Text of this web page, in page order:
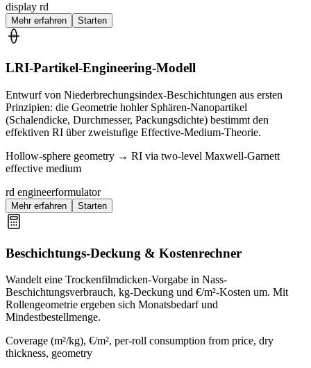
display rd
Mehr erfahren Starten
LRI-Partikel-Engineering-Modell
Entwurf von Niederbrechungsindex-Beschichtungen aus ersten
Prinzipien: die Geometrie hohler Sphären-Nanopartikel
(Schalendicke, Durchmesser, Packungsdichte) bestimmt den
effektiven RI über zweistufige Effective-Medium-Theorie.
Hollow-sphere geometry → RI via two-level Maxwell-Garnett
effective medium
rd engineerformulator
Mehr erfahren Starten
Beschichtungs-Deckung & Kostenrechner
Wandelt eine Trockenfilmdicken-Vorgabe in Nass-
Beschichtungsverbrauch, kg-Deckung und €/m²-Kosten um. Mit
Rollengeometrie ergeben sich Monatsbedarf und
Mindestbestellmenge.
Coverage (m²/kg), €/m², per-roll consumption from price, dry
thickness, geometry